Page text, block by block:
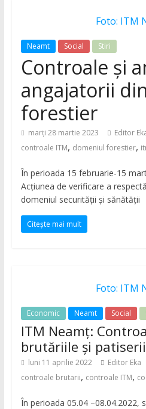
noutăți
din
județul
Neamț
Știri
din
județul
Neamț.
Piatra
Roznov,
Girov
Foto: ITM
Neamt Social Stiri
Controale și
angajatorii
forestier
marți 28 martie 2023 Editor
controale ITM, domeniul forestier,
În perioada 15 februarie-15
Acţiunea de verificare a
domeniul securităţii şi sănătăţii
Citește mai mult
Foto: ITM
Economic Neamt Social
ITM Neamț:
brutăriile și
luni 11 aprilie 2022 Editor Eka
controale brutarii, controale ITM,
În perioada 05.04 –08.04.2022,